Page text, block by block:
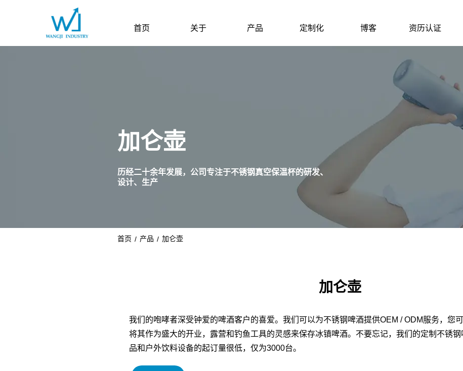
首页 关于 产品 定制化 博客 资历认证
加仑壶
历经二十余年发展，公司专注于不锈钢真空保温杯的研发、
设计、生产
首页 / 产品 / 加仑壶
加仑壶
我们的咆哮者深受钟爱的啤酒客户的喜爱。我们可以为不锈钢啤酒提供OEM / ODM服务，您
将其作为盛大的开业，露营和钓鱼工具的灵感来保存冰镇啤酒。不要忘记，我们的定制不锈
品和户外饮料设备的起订量很低，仅为3000台。